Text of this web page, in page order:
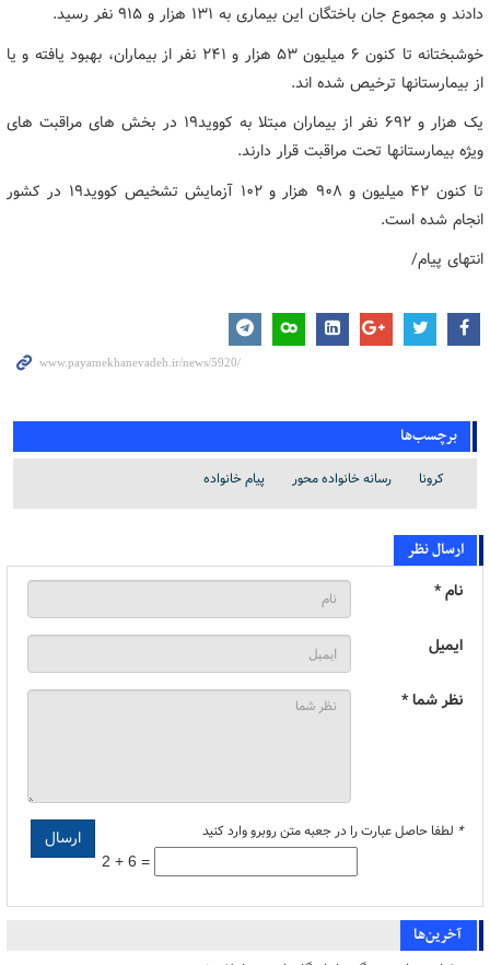
دادند و مجموع جان باختگان این بیماری به ۱۳۱ هزار و ۹۱۵ نفر رسید.
خوشبختانه تا کنون ۶ میلیون ۵۳ هزار و ۲۴۱ نفر از بیماران، بهبود یافته و یا
از بیمارستانها ترخیص شده اند.
یک هزار و ۶۹۲ نفر از بیماران مبتلا به کووید۱۹ در بخش های مراقبت های
ویژه بیمارستانها تحت مراقبت قرار دارند.
تا کنون ۴۲ میلیون و ۹۰۸ هزار و ۱۰۲ آزمایش تشخیص کووید۱۹ در کشور
انجام شده است.
انتهای پیام/
برچسب‌ها
کرونا رسانه خانواده محور پیام خانواده
ارسال نظر
نام *
ایمیل
نظر شما *
* لطفا حاصل عبارت را در جعبه متن روبرو وارد کنید
2 + 6 =
آخرین‌ها